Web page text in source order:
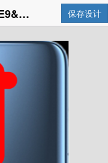
紅米10X 4G版
保存设计